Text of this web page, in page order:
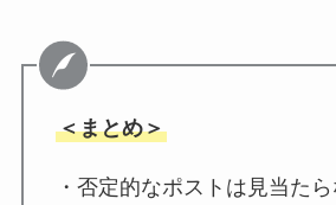
＜まとめ＞
・否定的なポストは見当たら